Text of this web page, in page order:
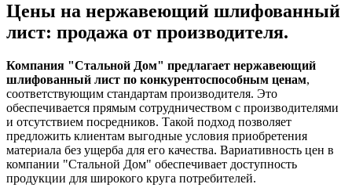
Цены на нержавеющий шлифованный
лист: продажа от производителя.
Компания "Стальной Дом" предлагает нержавеющий
шлифованный лист по конкурентоспособным ценам,
соответствующим стандартам производителя. Это
обеспечивается прямым сотрудничеством с производителями
и отсутствием посредников. Такой подход позволяет
предложить клиентам выгодные условия приобретения
материала без ущерба для его качества. Вариативность цен в
компании "Стальной Дом" обеспечивает доступность
продукции для широкого круга потребителей.